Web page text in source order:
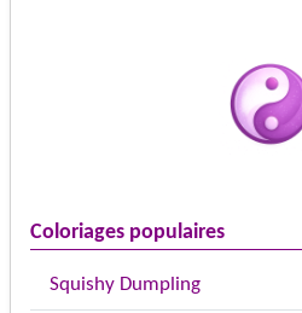
Coloriages populaires
Squishy Dumpling